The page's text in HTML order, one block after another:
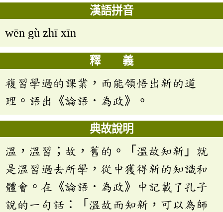
漢語拼音
wēn gù zhī xīn
釋 義
複習學過的課業，而能領悟出新的道
理。語出《論語．為政》。
典故說明
溫，溫習；故，舊的。「溫故知新」就
是溫習過去所學，從中獲得新的知識和
體會。在《論語．為政》中記載了孔子
說的一句話：「溫故而知新，可以為師